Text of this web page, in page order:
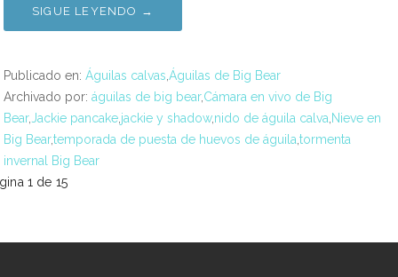
SIGUE LEYENDO →
Publicado en: Águilas calvas Águilas de Big Bear
Archivado por: águilas de big bear,Cámara en vivo de Big
Bear,Jackie pancake jackie y shadow,nido de águila calva Nieve en
Big Bear,temporada de puesta de huevos de águila tormenta
invernal Big Bear
1 de 15